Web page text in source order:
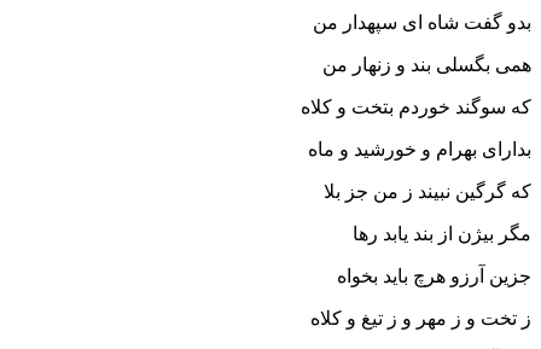
بدو گفت شاه اى سپهدار من
همى بگسلى بند و زنهار من‏
که سوگند خوردم بتخت و کلاه
بداراى بهرام و خورشید و ماه‏
که گرگین نبیند ز من جز بلا
مگر بیژن از بند یابد رها
جزین آرزو هرچ باید بخواه
ز تخت و ز مهر و ز تیغ و کلاه‏